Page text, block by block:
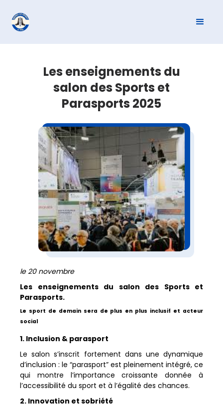
Les enseignements du
salon des Sports et
Parasports 2025
le 20 novembre
Les enseignements du salon des Sports et
Parasports.
Le sport de demain sera de plus en plus inclusif et acteur
social
1. Inclusion & parasport
Le salon s’inscrit fortement dans une dynamique
d’inclusion : le “parasport” est pleinement intégré, ce
qui montre l’importance croissante donnée à
l’accessibilité du sport et à l’égalité des chances.
2. Innovation et sobriété